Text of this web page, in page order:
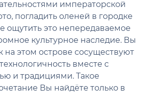
императорской
погладить оленей в городке
ощутить это непередаваемое
культурное наследие. Вы
на этом острове сосуществуют
вместе с
и традициями. Такое
Вы найдёте только в